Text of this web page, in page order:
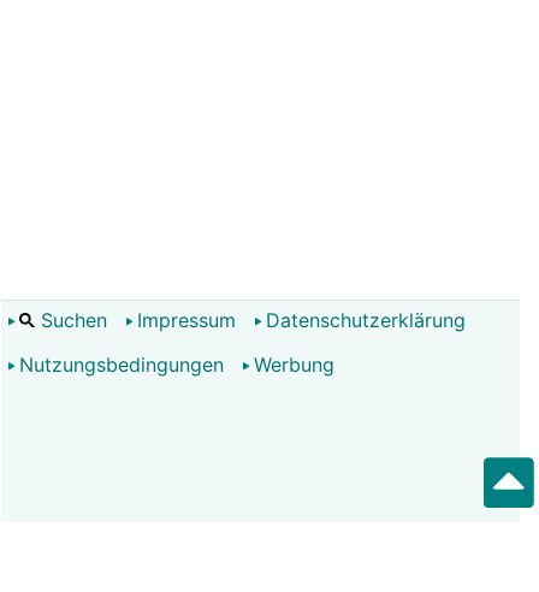
Suchen Impressum
Datenschutzerklärung
Nutzungsbedingungen
Werbung